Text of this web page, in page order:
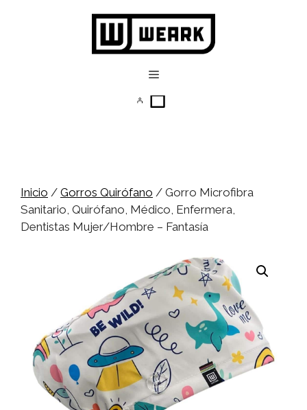
Menú
Inicio / Gorros Quirófano / Gorro Microfibra
Sanitario, Quirófano, Médico, Enfermera,
Dentistas Mujer/Hombre – Fantasía